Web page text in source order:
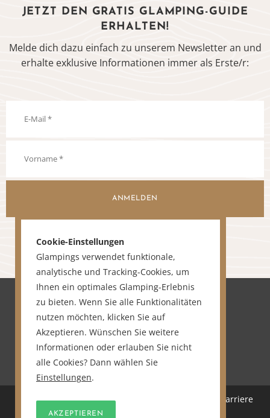
JETZT DEN GRATIS GLAMPING-GUIDE
ERHALTEN!
Melde dich dazu einfach zu unserem Newsletter an und
erhalte exklusive Informationen immer als Erste/r:
ANMELDEN
Home Über uns
Karriere
Kontakt
Cookie-Einstellungen
Glampings verwendet funktionale,
analytische und Tracking-Cookies, um
Ihnen ein optimales Glamping-Erlebnis
zu bieten. Wenn Sie alle Funktionalitäten
nutzen möchten, klicken Sie auf
Akzeptieren. Wünschen Sie weitere
Informationen oder erlauben Sie nicht
alle Cookies? Dann wählen Sie
Einstellungen.
AKZEPTIEREN